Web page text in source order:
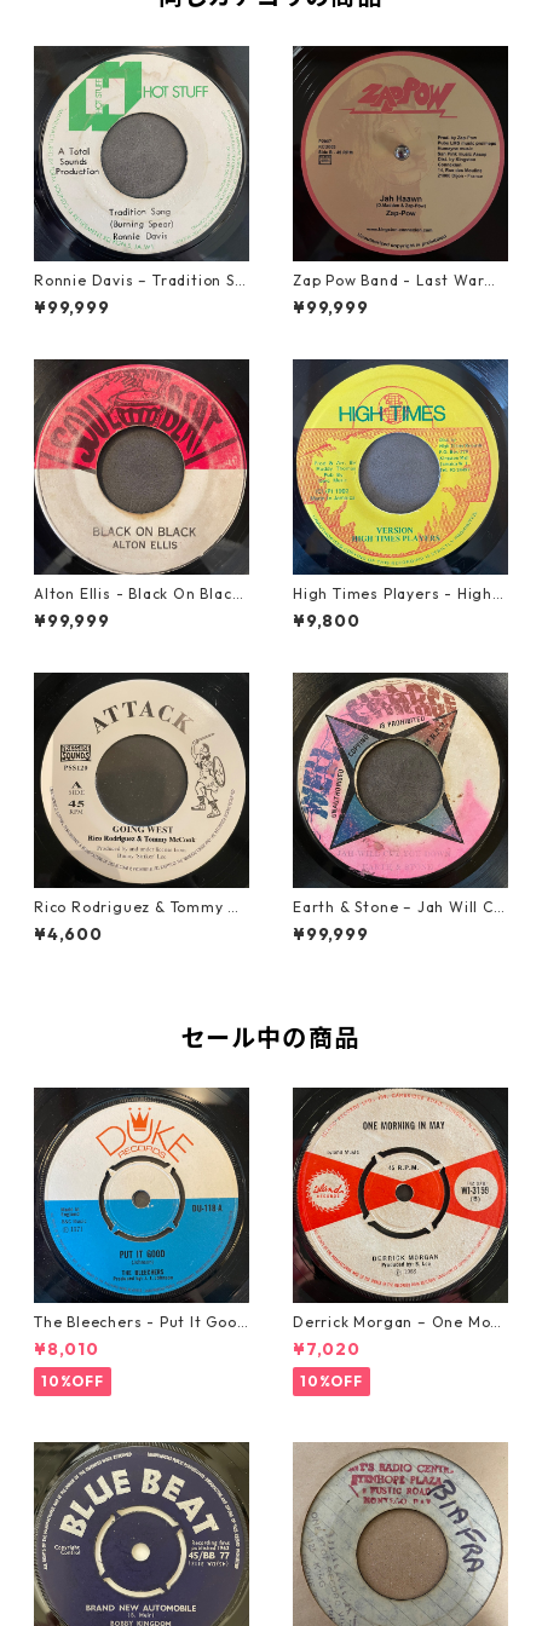
Ronnie Davis – Tradition So
ng【7-22003】
¥99,999
Zap Pow Band - Last War【1
2-50056】
¥99,999
Alton Ellis - Black On Black
【7-21982】
¥99,999
High Times Players - High T
imes Theme【7-21926】
¥9,800
Rico Rodriguez & Tommy Mc
Cook - Going West【7-2198
3】
¥4,600
Earth & Stone – Jah Will Cu
t You Down【7-21914】
¥99,999
セール中の商品
The Bleechers - Put It Good
【7-21637】
¥8,010
10%OFF
Derrick Morgan – One Morn
ing In May【7-21653】
¥7,020
10%OFF